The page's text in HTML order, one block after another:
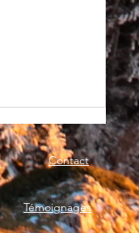
Contact
Témoignages